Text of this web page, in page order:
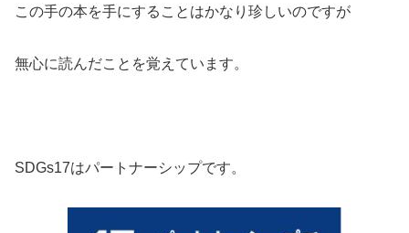
この手の本を手にすることはかなり珍しいのですが
無心に読んだことを覚えています。
SDGs17はパートナーシップです。